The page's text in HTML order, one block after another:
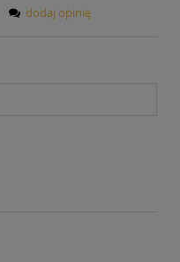
dodaj opinię
płatności